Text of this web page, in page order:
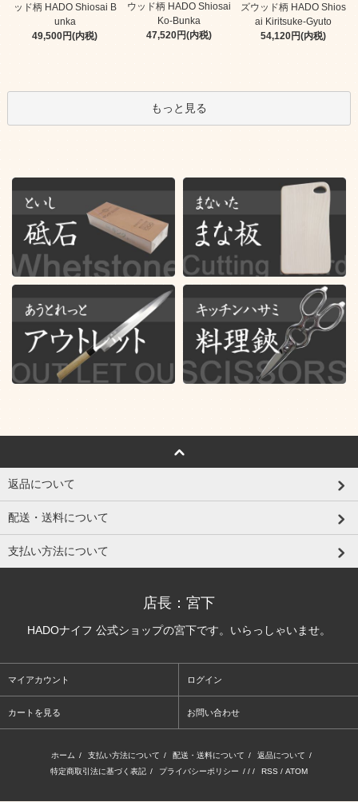
ッド柄 HADO Shiosai B
unka
49,500円(内税)
ウッド柄 HADO Shiosai
Ko-Bunka
47,520円(内税)
ズウッド柄 HADO Shios
ai Kiritsuke-Gyuto
54,120円(内税)
もっと見る
返品について
配送・送料について
支払い方法について
店長：宮下
HADOナイフ 公式ショップの宮下です。いらっしゃいませ。
マイアカウント ログイン
カートを見る お問い合わせ
ホーム / 支払い方法について / 配送・送料について / 返品について /
特定商取引法に基づく表記 / プライバシーポリシー / / / RSS / ATOM